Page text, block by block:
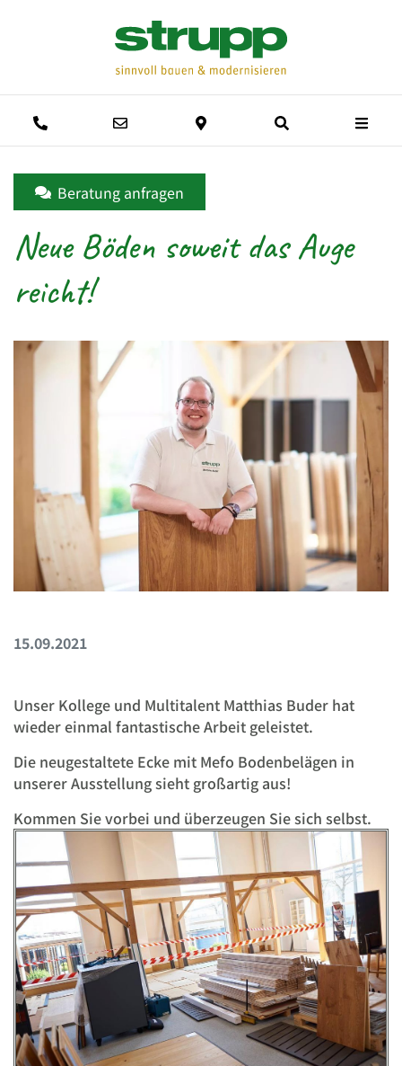
Anrufen E-Mail schreibenAnfahrtsweg
Neue Böden soweit das Auge
reicht!
Beratung anfragen
15.09.2021
Unser Kollege und Multitalent Matthias Buder hat
wieder einmal fantastische Arbeit geleistet.
Die neugestaltete Ecke mit Mefo Bodenbelägen in
unserer Ausstellung sieht großartig aus!
Kommen Sie vorbei und überzeugen Sie sich selbst.